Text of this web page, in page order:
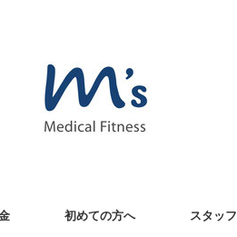
初めての方へ スタッフ